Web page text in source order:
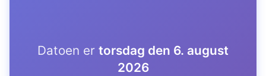
Datoen er torsdag den 6. august
2026